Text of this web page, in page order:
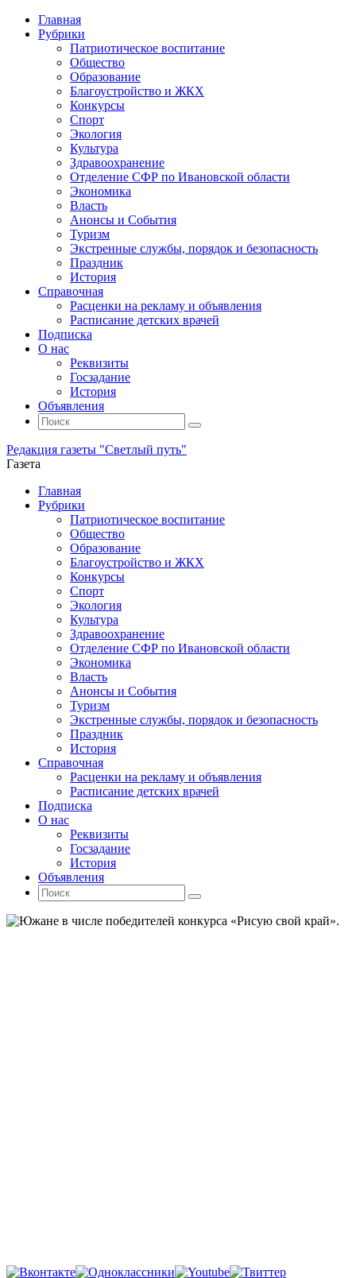
Главная
Рубрики
Патриотическое воспитание
Общество
Образование
Благоустройство и ЖКХ
Конкурсы
Спорт
Экология
Культура
Здравоохранение
Отделение СФР по Ивановской области
Экономика
Власть
Анонсы и События
Туризм
Экстренные службы, порядок и безопасность
Праздник
История
Справочная
Расценки на рекламу и объявления
Расписание детских врачей
Подписка
О нас
Реквизиты
Госзадание
История
Объявления
Поиск
Искать:
Поиск
Редакция газеты "Светлый путь"
Газета
Промотать
содержимому
Главная
Рубрики
Патриотическое воспитание
Общество
Образование
Благоустройство и ЖКХ
Конкурсы
Спорт
Экология
Культура
Здравоохранение
Отделение СФР по Ивановской области
Экономика
Власть
Анонсы и События
Туризм
Экстренные службы, порядок и безопасность
Праздник
История
Справочная
Расценки на рекламу и объявления
Расписание детских врачей
Подписка
О нас
Реквизиты
Госзадание
История
Объявления
Поиск
Искать:
Поиск